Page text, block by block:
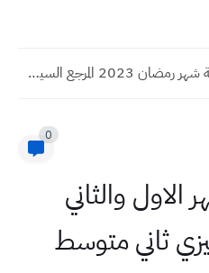
امساكية شهر رمضان 2023 المرجع السيستاني محافظة الناصرية عام 1444هـ...
0
والثاني
ثاني متوسط